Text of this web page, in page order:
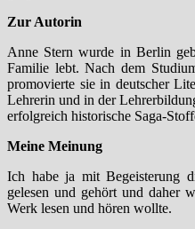
Zur Autorin
Anne Stern wurde in Berlin
Familie lebt. Nach dem
promovierte sie in deutscher
Lehrerin und in der
erfolgreich historische Saga-
Meine Meinung
Ich habe ja mit Begeisterung
gelesen und gehört und daher
Werk lesen und hören wollte.